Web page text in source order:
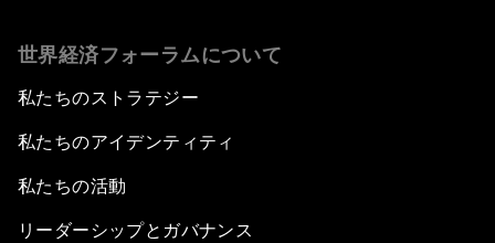
世界経済フォーラムについて
私たちのストラテジー
私たちのアイデンティティ
私たちの活動
リーダーシップとガバナンス